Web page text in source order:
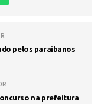
pelos paraibanos
na prefeitura